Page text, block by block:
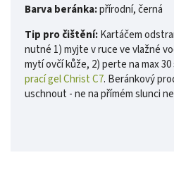
Barva beránka:přírodní, černá
Tip pro čištění:Kartáčem
nutné 1) myjte v ruce ve vlažné
mytí ovčí kůže, 2) perte na max
prací gel Christ C7. Beránkový
uschnout - ne na přímém slunci